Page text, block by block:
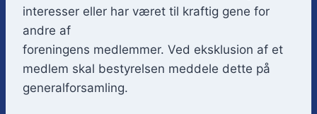
interesser eller har været til kraftig gene for
andre af
foreningens medlemmer. Ved eksklusion af et
medlem skal bestyrelsen meddele dette på
generalforsamling.